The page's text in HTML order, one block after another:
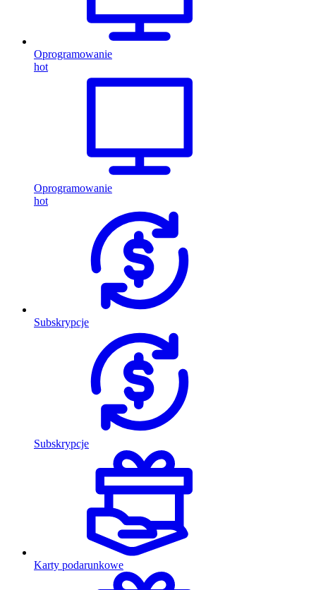
Oprogramowanie
hot
Oprogramowanie
hot
Subskrypcje
Subskrypcje
Karty podarunkowe